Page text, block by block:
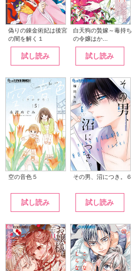
偽りの錬金術妃は後宮
の闇を解く１
試し読み
白天狗の贄嫁～毒持ち
の令嬢はか...
試し読み
空の音色５
試し読み
その男、沼につき。６
試し読み